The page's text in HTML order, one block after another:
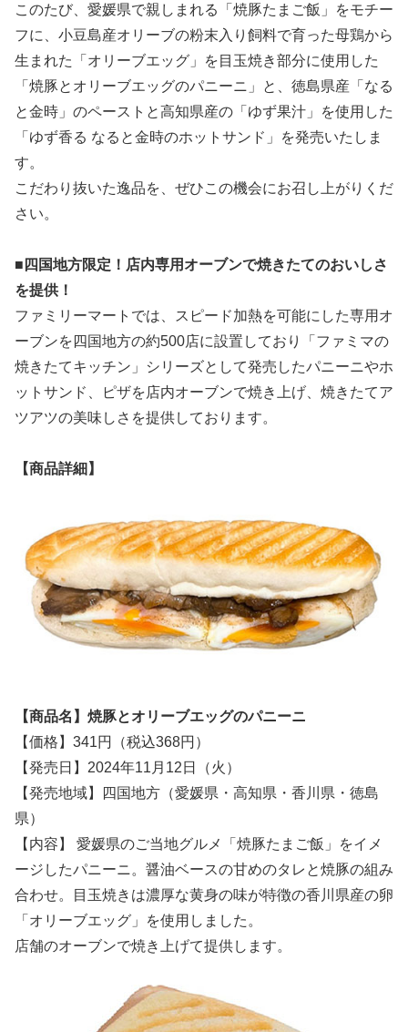
このたび、愛媛県で親しまれる「焼豚たまご飯」をモチー
フに、小豆島産オリーブの粉末入り飼料で育った母鶏から
生まれた「オリーブエッグ」を目玉焼き部分に使用した
「焼豚とオリーブエッグのパニーニ」と、徳島県産「なる
と金時」のペーストと高知県産の「ゆず果汁」を使用した
「ゆず香る なると金時のホットサンド」を発売いたしま
す。
こだわり抜いた逸品を、ぜひこの機会にお召し上がりくだ
さい。
■四国地方限定！店内専用オーブンで焼きたてのおいしさ
を提供！
ファミリーマートでは、スピード加熱を可能にした専用オ
ーブンを四国地方の約500店に設置しており「ファミマの
焼きたてキッチン」シリーズとして発売したパニーニやホ
ットサンド、ピザを店内オーブンで焼き上げ、焼きたてア
ツアツの美味しさを提供しております。
【商品詳細】
【商品名】焼豚とオリーブエッグのパニーニ
【価格】341円（税込368円）
【発売日】2024年11月12日（火）
【発売地域】四国地方（愛媛県・高知県・香川県・徳島
県）
【内容】 愛媛県のご当地グルメ「焼豚たまご飯」をイメ
ージしたパニーニ。醤油ベースの甘めのタレと焼豚の組み
合わせ。目玉焼きは濃厚な黄身の味が特徴の香川県産の卵
「オリーブエッグ」を使用しました。
店舗のオーブンで焼き上げて提供します。